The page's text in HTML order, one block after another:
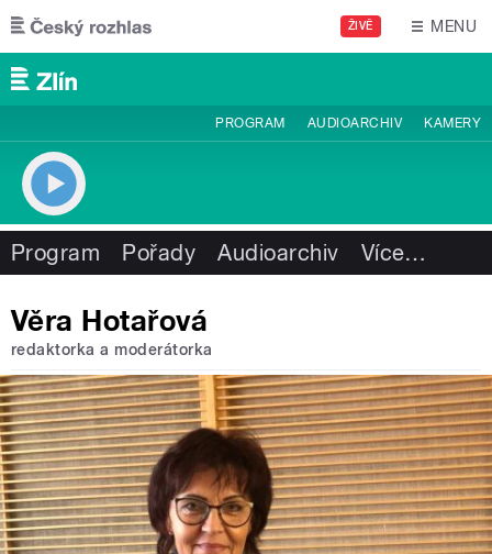
Přejít k hlavnímu obsahu
ŽIVĚ MENU
PROGRAM AUDIOARCHIV KAMERY
Program Pořady Audioarchiv Více…
Věra Hotařová
redaktorka a moderátorka